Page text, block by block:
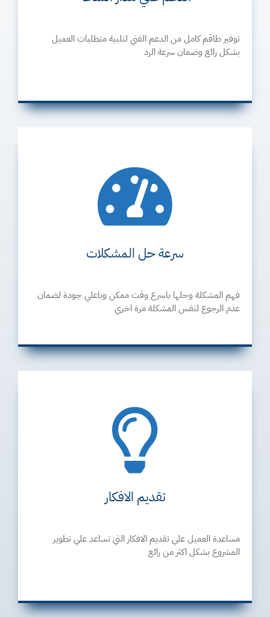
توفير طاقم كامل من الدعم الفني لتلبية متطلبات العميل
بشكل رائع وضمان سرعة الرد
سرعة حل المشكلات
فهم المشكلة وحلها باسرع وقت ممكن وباعلي جودة لضمان
عدم الرجوع لنفس المشكلة مرة اخري
تقديم الافكار
مساعدة العميل علي تقديم الافكار التي تساعد علي تطوير
المشروع بشكل اكثر من رائع